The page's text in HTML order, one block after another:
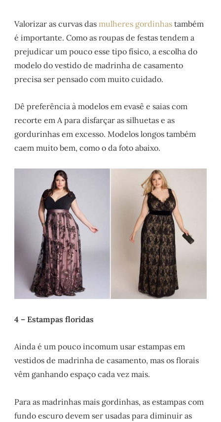
Valorizar as curvas dasmulheres gordinhas também
é importante. Como as roupas de festas tendem a
prejudicar um pouco esse tipo físico, a escolha do
modelo do vestido de madrinha de casamento
precisa ser pensado com muito cuidado.
Dê preferência à modelos em evasê e saias com
recorte em A para disfarçar as silhuetas e as
gordurinhas em excesso. Modelos longos também
caem muito bem, como o da foto abaixo.
4 – Estampas floridas
Ainda é um pouco incomum usar estampas em
vestidos de madrinha de casamento, mas os florais
vêm ganhando espaço cada vez mais.
Para as madrinhas mais gordinhas, as estampas com
fundo escuro devem ser usadas para diminuir as